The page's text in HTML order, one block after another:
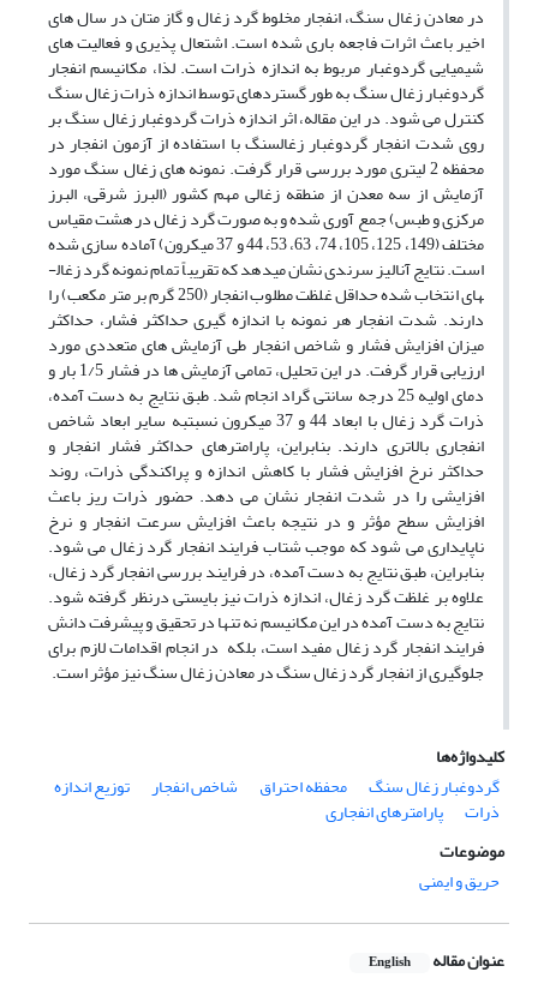
در معادن زغال­ سنگ، انفجار مخلوط گرد زغال و گاز متان در سال­ های
اخیر باعث اثرات فاجعه ­باری شده است. اشتعال ­پذیری و فعالیت­ های
شیمیایی گردوغبار مربوط به اندازه ذرات است. لذا، مکانیسم انفجار
گردوغبار زغال ­سنگ به ­طور گسترده­ای توسط اندازه ذرات زغال­ سنگ
کنترل می ­شود. در این مقاله، اثر اندازه ذرات گردوغبار زغال­ سنگ بر
روی شدت انفجار گردوغبار زغال­سنگ با استفاده از آزمون انفجار در
محفظه 2 لیتری مورد بررسی قرار گرفت. نمونه­ های زغال­ سنگ مورد
آزمایش از سه معدن از منطقه زغالی مهم کشور (البرز شرقی، البرز
مرکزی و طبس) جمع­ آوری شده و به­ صورت گرد زغال در هشت مقیاس
مختلف (149، 125، 105، 74، 63، 53، 44 و 37 میکرون) آماده­ سازی شده
است. نتایج آنالیز سرندی نشان می­دهد که تقریباً تمام نمونه گرد زغال­
های انتخاب­ شده حداقل غلظت مطلوب انفجار (250 گرم بر متر مکعب) را
دارند. شدت انفجار هر نمونه با اندازه­ گیری حداکثر فشار، حداکثر
میزان افزایش فشار و شاخص انفجار طی آزمایش­ های متعددی مورد
ارزیابی قرار گرفت. در این تحلیل، تمامی آزمایش­ ها در فشار 1/5 بار و
دمای اولیه 25 درجه سانتی­ گراد انجام شد. طبق نتایج به­ دست ­آمده،
ذرات گرد زغال با ابعاد 44 و 37 میکرون نسبت­به سایر ابعاد شاخص
انفجاری بالاتری دارند. بنابراین، پارامترهای حداکثر فشار انفجار و
حداکثر نرخ افزایش فشار با کاهش اندازه و پراکندگی ذرات، روند
افزایشی را در شدت انفجار نشان می­ دهد. حضور ذرات ریز باعث
افزایش سطح مؤثر و در نتیجه باعث افزایش سرعت انفجار و نرخ
ناپایداری می ­شود که موجب شتاب فرایند انفجار گرد زغال می ­شود.
بنابراین، طبق نتایج به ­دست ­آمده، در فرایند بررسی انفجار گرد زغال،
علاوه ­بر غلظت گرد زغال، اندازه ذرات نیز بایستی درنظر گرفته شود.
نتایج به­ دست ­آمده در این مکانیسم نه­ تنها در تحقیق و پیشرفت دانش
فرایند انفجار گرد زغال مفید است، بلکه در انجام اقدامات لازم برای
جلوگیری از انفجار گرد زغال­ سنگ در معادن زغال­ سنگ نیز مؤثر است.
کلیدواژه‌ها
گردوغبار زغال سنگ
محفظه احتراق شاخص انفجار توزیع اندازه
ذرات
پارامترهای انفجاری
موضوعات
حریق و ایمنی
عنوان مقاله English